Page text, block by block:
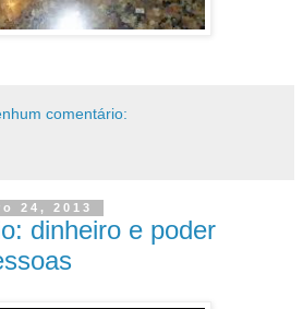
comentário:
24, 2013
dinheiro e poder